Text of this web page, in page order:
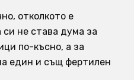
отколкото е
не става дума за
по-късно, а за
един и същ фертилен